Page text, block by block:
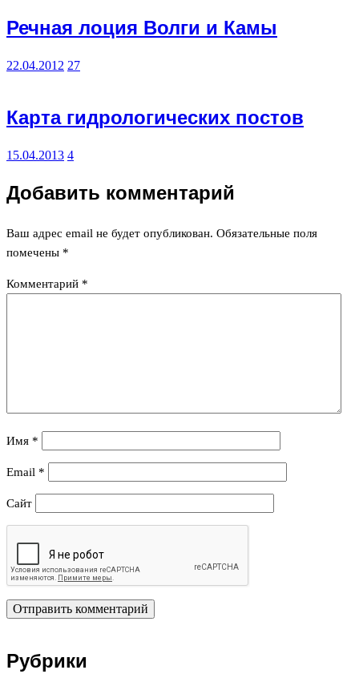
Речная лоция Волги и Камы
22.04.2012 27
Карта гидрологических постов
15.04.2013 4
Добавить комментарий
Ваш адрес email не будет опубликован. Обязательные поля
помечены *
Комментарий *
Имя *
Email *
Сайт
Рубрики